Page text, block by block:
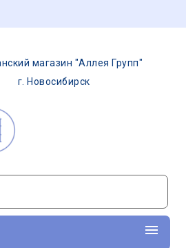
магазин "Аллея Групп"
г. Новосибирск